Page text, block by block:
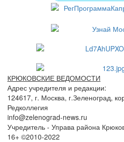
КРЮКОВСКИЕ ВЕДОМОСТИ
Адрес учредителя и редакции:
124617, г. Москва, г.Зеленоград,
Редколлегия
info@zelenograd-news.ru
Учредитель - Управа района
16+ ©2010-2022